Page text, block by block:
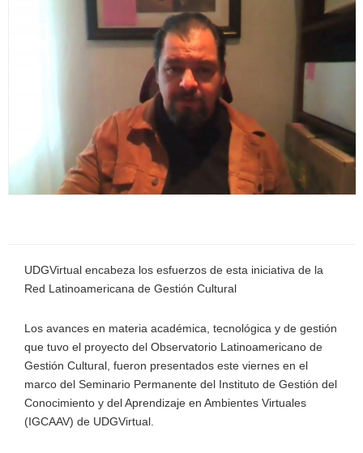
UDGVirtual encabeza los esfuerzos de esta iniciativa de la
Red Latinoamericana de Gestión Cultural
Los avances en materia académica, tecnológica y de gestión
que tuvo el proyecto del Observatorio Latinoamericano de
Gestión Cultural, fueron presentados este viernes en el
marco del Seminario Permanente del Instituto de Gestión del
Conocimiento y del Aprendizaje en Ambientes Virtuales
(IGCAAV) de UDGVirtual.